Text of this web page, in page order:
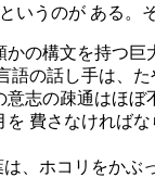
いうのが ある
の構文を持つ
語の話し手は、
志の疎通はほ
費さなければ
、ホコリをかぶ